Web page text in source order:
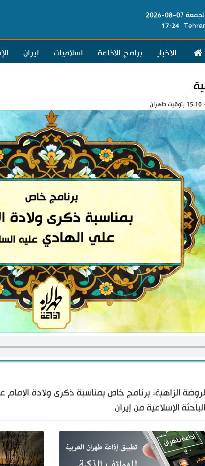
07-08-2026
17:24
الاخبار برامج الاذاعة اسلاميات ايران
الزاهية: برنامج خاص بمناسبة ذكرى ولادة
الإسلامية من إيران.